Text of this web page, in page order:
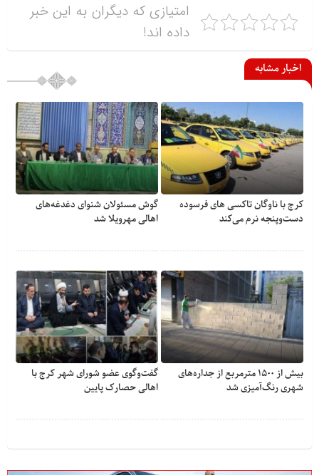
امتیازی که دیگران به این خبر
داده اند!
اخبار مشابه
کرج با ناوگان تاکسی های فرسوده
دست‌وپنجه نرم می‌کند
گوش مسئولان شنوای دغدغه‎‌های
اهالی مهرویلا شد
بیش از ۱۵۰۰ مترمربع از جداره‌های
شهری رنگ‌آمیزی شد
گفت‌وگوی عضو شورای شهر کرج با
اهالی حصارک پایین